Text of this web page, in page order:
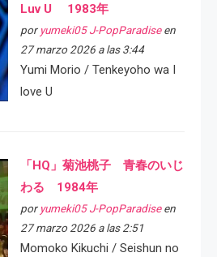
Luv U 1983年
por yumeki05 J-PopParadiseen
27 marzo 2026 a las 3:44
Yumi Morio / Tenkeyoho wa I
love U
「HQ」菊池桃子 青春のいじ
わる 1984年
por yumeki05 J-PopParadiseen
27 marzo 2026 a las 2:51
Momoko Kikuchi / Seishun no